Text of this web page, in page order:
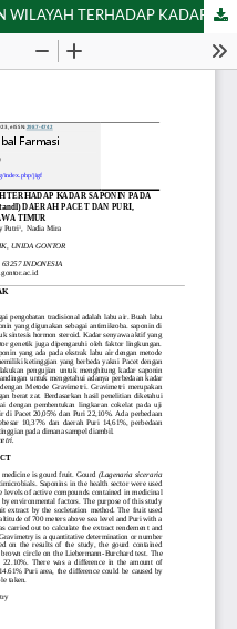
STUDI PENGARUH KETINGGIAN WILAYAH TERHADAP KADAR SAPONIN PADA LABU AIR (Lagenaria siceraria (Molina) Standl) DAERAH PACET DAN PURI, MOJOKERTO JAWA TIMUR